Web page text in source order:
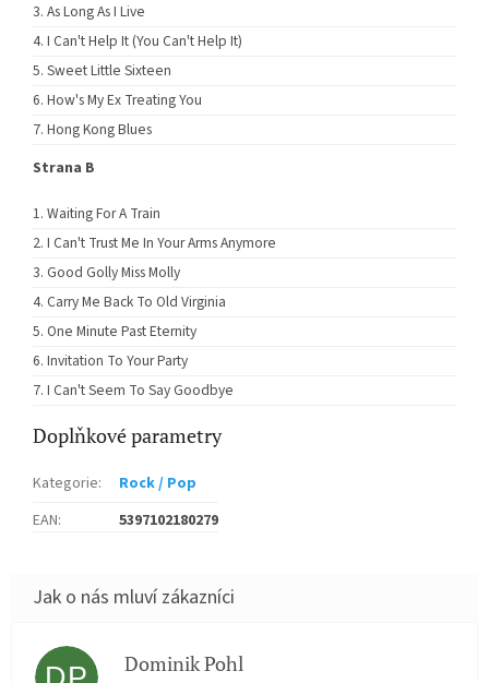
As Long As I Live
I Can't Help It (You Can't Help It)
Sweet Little Sixteen
How's My Ex Treating You
Hong Kong Blues
Strana B
Waiting For A Train
I Can't Trust Me In Your Arms Anymore
Good Golly Miss Molly
Carry Me Back To Old Virginia
One Minute Past Eternity
Invitation To Your Party
I Can't Seem To Say Goodbye
Doplňkové parametry
Kategorie:
Rock / Pop
EAN: 5397102180279
Dominik Pohl